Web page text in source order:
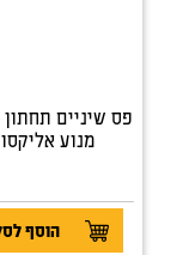
פס שיניים תחתון
מנוע אליקסו
הוסף